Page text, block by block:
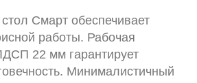
Смарт обеспечивает
работы. Рабочая
22 мм гарантирует
Минималистичный